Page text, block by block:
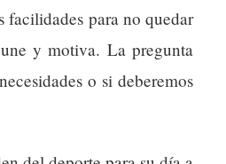
facilidades para no quedar
y motiva. La pregunta
o si deberemos